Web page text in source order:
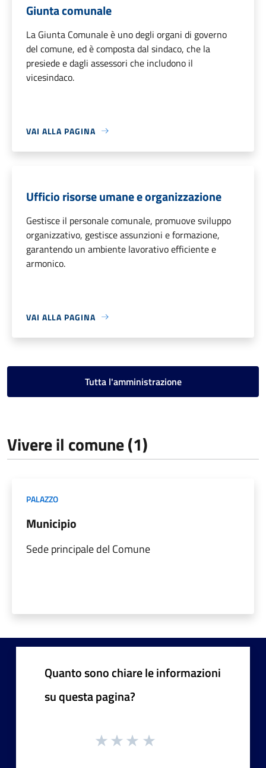
Giunta comunale
La Giunta Comunale è uno degli organi di governo
del comune, ed è composta dal sindaco, che la
presiede e dagli assessori che includono il
vicesindaco.
VAI ALLA PAGINA
Ufficio risorse umane e organizzazione
Gestisce il personale comunale, promuove sviluppo
organizzativo, gestisce assunzioni e formazione,
garantendo un ambiente lavorativo efficiente e
armonico.
VAI ALLA PAGINA
Tutta l'amministrazione
Vivere il comune (1)
PALAZZO
Municipio
Sede principale del Comune
Quanto sono chiare le informazioni
su questa pagina?